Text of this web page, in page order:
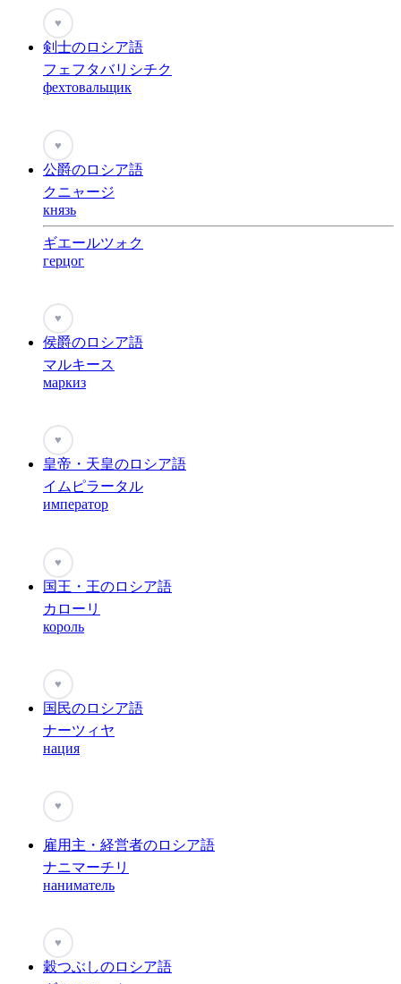
♥
剣士のロシア語
フェフタバリシチク
фехтовальщик
♥
公爵のロシア語
クニャージ
князь
ギエールツォク
герцог
♥
侯爵のロシア語
マルキース
маркиз
♥
皇帝・天皇のロシア語
イムピラータル
император
♥
国王・王のロシア語
カローリ
король
♥
国民のロシア語
ナーツィヤ
нация
♥
雇用主・経営者のロシア語
ナニマーチリ
наниматель
♥
穀つぶしのロシア語